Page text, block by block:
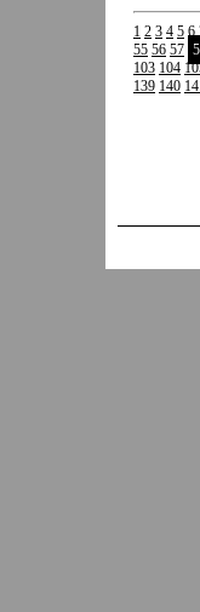
1 2 3 4 5 6
55 56 57
103 104
139 140